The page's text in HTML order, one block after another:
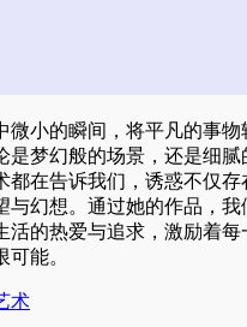
微小的瞬间，将平凡的事物
是梦幻般的场景，还是细腻
都在告诉我们，诱惑不仅存
与幻想。通过她的作品，我
活的热爱与追求，激励着每
能。
术